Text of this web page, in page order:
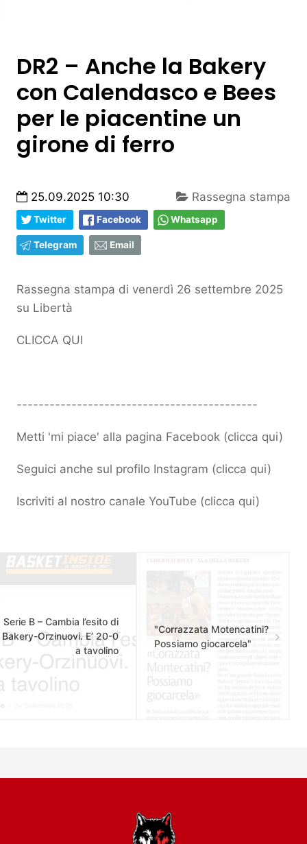
DR2 – Anche la Bakery
con Calendasco e Bees
per le piacentine un
girone di ferro
25.09.2025 10:30 Rassegna stampa
Twitter Facebook Whatsapp
Telegram Email
Rassegna stampa di venerdì 26 settembre 2025
su Libertà
CLICCA QUI
--------------------------------------------
Metti 'mi piace' alla pagina Facebook (clicca qui)
Seguici anche sul profilo Instagram (clicca qui)
Iscriviti al nostro canale YouTube (clicca qui)
Serie B – Cambia l’esito di
Bakery-Orzinuovi. E’ 20-0
a tavolino
"Corrazzata Motencatini?
Possiamo giocarcela"